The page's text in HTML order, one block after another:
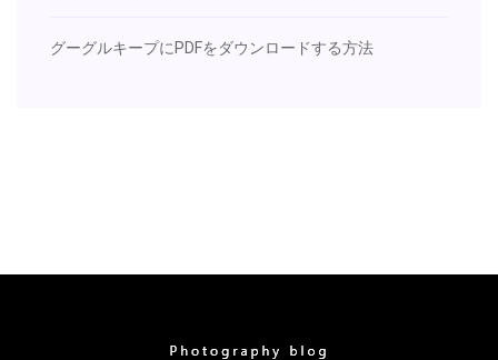
グーグルキープにPDFをダウンロードする方法